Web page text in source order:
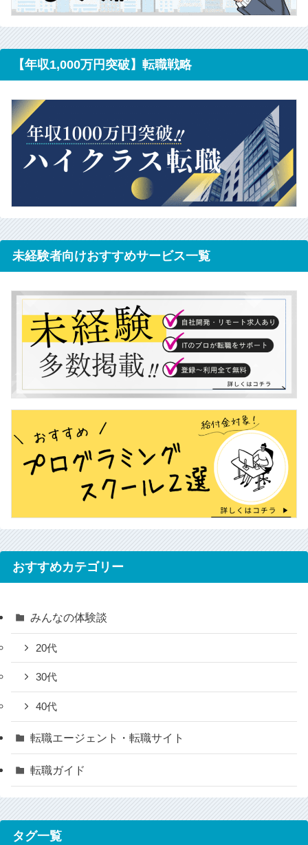
【年収1,000万円突破】転職戦略
未経験者向けおすすめサービス一覧
おすすめカテゴリー
みんなの体験談
20代
30代
40代
転職エージェント・転職サイト
転職ガイド
タグ一覧